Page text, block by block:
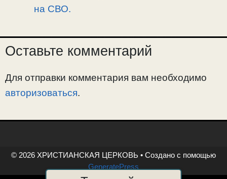
на СВО.
Оставьте комментарий
Для отправки комментария вам необходимо
авторизоваться.
© 2026 ХРИСТИАНСКАЯ ЦЕРКОВЬ • Создано с помощью
GeneratePress